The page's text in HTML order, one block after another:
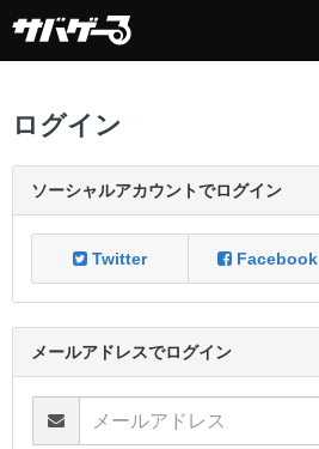
ログイン
ソーシャルアカウントでログイン
Twitter Facebook
メールアドレスでログイン
メールアドレス